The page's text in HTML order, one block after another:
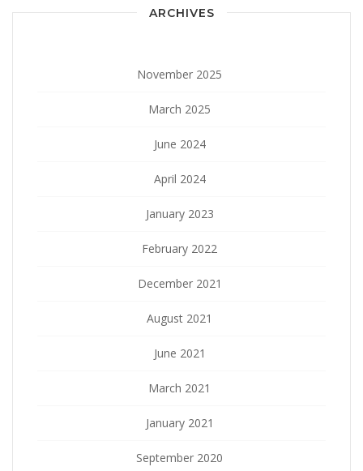
ARCHIVES
November 2025
March 2025
June 2024
April 2024
January 2023
February 2022
December 2021
August 2021
June 2021
March 2021
January 2021
September 2020